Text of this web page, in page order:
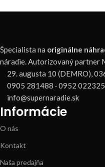
Špecialista na originálne
náradie. Autorizovaný partner
29. augusta 10 (DEMRO),
0905 281488 · 0952 022325
info@supernaradie.sk
Informácie
O nás
Kontakt
Naša predajňa